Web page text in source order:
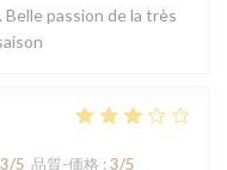
passion de la très
3/5 品質-価格 : 3/5